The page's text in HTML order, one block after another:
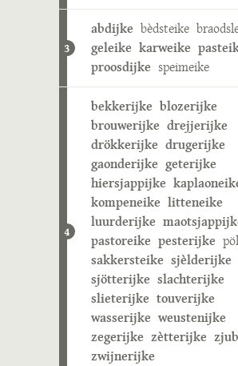
3
abdijke bèdsteike
geleike karweike
proosdijke speimeike
4
bekkerijke blozerijke
brouwerijke drejjerijke
drökkerijke drugerijke
gaonderijke geterijke
hiersjappijke
kompeneike litteneike
luurderijke
pastoreike pesterijke
sakkersteike sjèlderijke
sjötterijke slachterijke
slieterijke touverijke
wasserijke weustenijke
zegerijke zètterijke
zwijnerijke